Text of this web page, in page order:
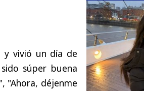
y vivió un día de
súper buena
"Ahora, déjenme